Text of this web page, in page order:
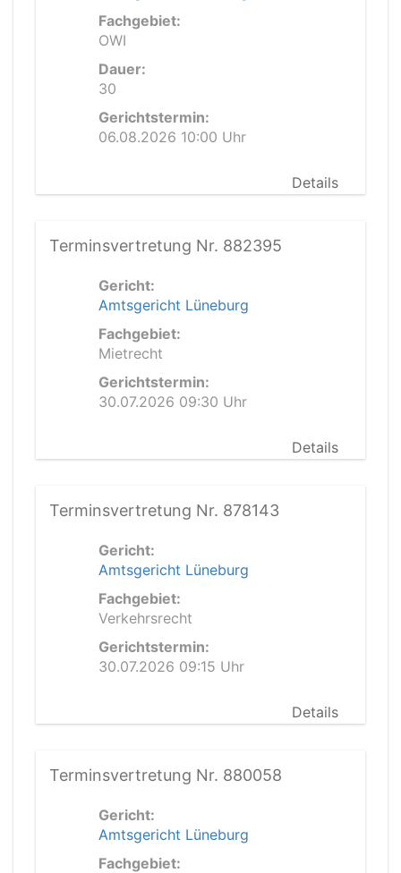
Fachgebiet:
OWI
Dauer:
30
Gerichtstermin:
06.08.2026 10:00 Uhr
Details
Terminsvertretung Nr. 882395
Gericht:
Amtsgericht Lüneburg
Fachgebiet:
Mietrecht
Gerichtstermin:
30.07.2026 09:30 Uhr
Details
Terminsvertretung Nr. 878143
Gericht:
Amtsgericht Lüneburg
Fachgebiet:
Verkehrsrecht
Gerichtstermin:
30.07.2026 09:15 Uhr
Details
Terminsvertretung Nr. 880058
Gericht:
Amtsgericht Lüneburg
Fachgebiet: